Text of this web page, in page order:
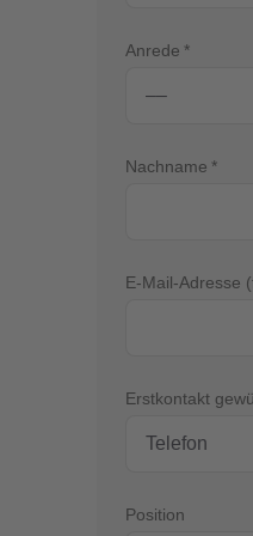
Anrede
Nachname
E-Mail-Adresse
Erstkontakt
Position